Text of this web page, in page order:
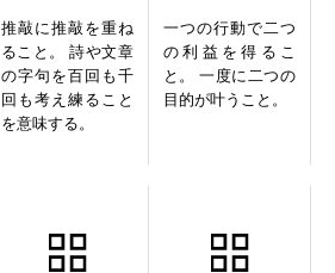
推敲に推敲を重ね
ること。 詩や文章
の字句を百回も千
回も考え練ること
を意味する。
一つの行動で二つ
の利益を得るこ
と。 一度に二つの
目的が叶うこと。